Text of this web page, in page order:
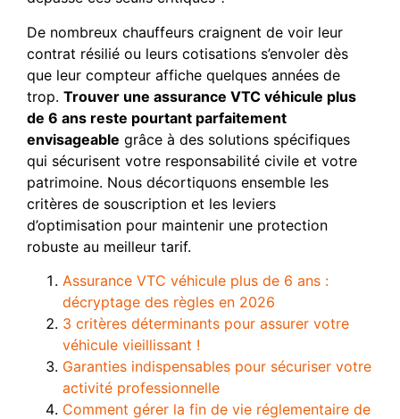
De nombreux chauffeurs craignent de voir leur
contrat résilié ou leurs cotisations s’envoler dès
que leur compteur affiche quelques années de
trop. Trouver une assurance VTC véhicule plus
de 6 ans reste pourtant parfaitement
envisageable grâce à des solutions spécifiques
qui sécurisent votre responsabilité civile et votre
patrimoine. Nous décortiquons ensemble les
critères de souscription et les leviers
d’optimisation pour maintenir une protection
robuste au meilleur tarif.
Assurance VTC véhicule plus de 6 ans :
décryptage des règles en 2026
3 critères déterminants pour assurer votre
véhicule vieillissant !
Garanties indispensables pour sécuriser votre
activité professionnelle
Comment gérer la fin de vie réglementaire de